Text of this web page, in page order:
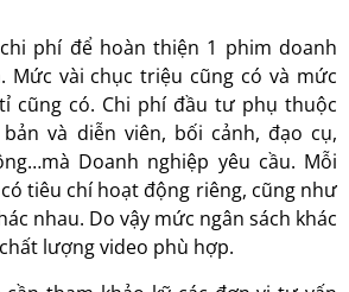
phí để hoàn thiện 1 phim doanh
Mức vài chục triệu cũng có và mức
cũng có. Chi phí đầu tư phụ thuộc
và diễn viên, bối cảnh, đạo cụ,
Doanh nghiệp yêu cầu. Mỗi
tiêu chí hoạt động riêng, cũng như
nhau. Do vậy mức ngân sách khác
lượng video phù hợp.